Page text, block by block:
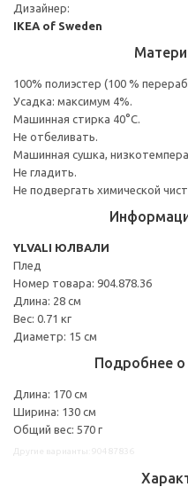
Дизайнер:
IKEA of Sweden
100% полиэстер (100 %
Усадка: максимум 4%.
Машинная стирка 40°С.
Не отбеливать.
Машинная сушка,
Не гладить.
Не подвергать химической
YLVALI ЮЛВАЛИ
Плед
Номер товара: 904.878.36
Длина: 28 см
Вес: 0.71 кг
Диаметр: 15 см
Подробнее о
Длина: 170 см
Ширина: 130 см
Общий вес: 570 г